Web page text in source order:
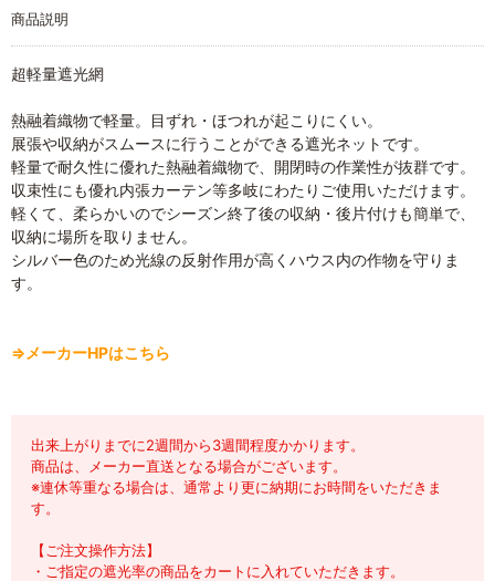
商品説明
超軽量遮光網
熱融着織物で軽量。目ずれ・ほつれが起こりにくい。
展張や収納がスムースに行うことができる遮光ネットです。
軽量で耐久性に優れた熱融着織物で、開閉時の作業性が抜群です。
収束性にも優れ内張カーテン等多岐にわたりご使用いただけます。
軽くて、柔らかいのでシーズン終了後の収納・後片付けも簡単で、
収納に場所を取りません。
シルバー色のため光線の反射作用が高くハウス内の作物を守りま
す。
⇒メーカーHPはこちら
出来上がりまでに2週間から3週間程度かかります。
商品は、メーカー直送となる場合がございます。
※連休等重なる場合は、通常より更に納期にお時間をいただきま
す。
【ご注文操作方法】
・ご指定の遮光率の商品をカートに入れていただきます。